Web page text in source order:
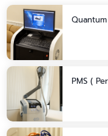
PMS (